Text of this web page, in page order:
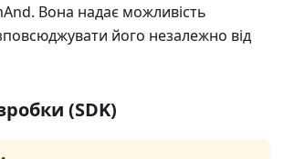
Вона надає можливість
його незалежно від
(SDK)